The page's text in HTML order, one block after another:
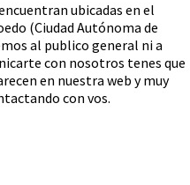
ubicadas en el
(Ciudad Autónoma de
al publico general ni a
con nosotros tenes que
en nuestra web y muy
con vos.